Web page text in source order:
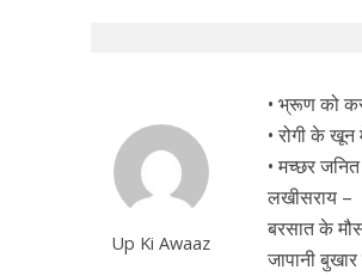
Up Ki Awaaz
• भ्रूण को
• रोगी के
• मच्छर
लखीसराय –
बरसात के
जापानी